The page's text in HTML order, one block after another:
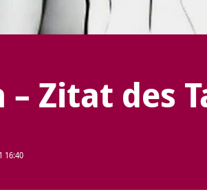
Zitat des
16:40